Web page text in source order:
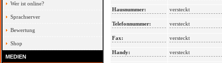
Wer ist online?
Sprachserver
Bewertung
Shop
MEDIEN
Hausnummer: versteckt
Telefonnummer: versteckt
Fax: versteckt
Handy: versteckt